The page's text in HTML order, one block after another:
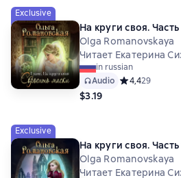
Exclusive
На круги своя.
Olga Romanovskaya
Читает Екатерина
in russian
Audio Средний
4,429
$3.19
Exclusive
На круги своя.
Olga Romanovskaya
Читает Екатерина